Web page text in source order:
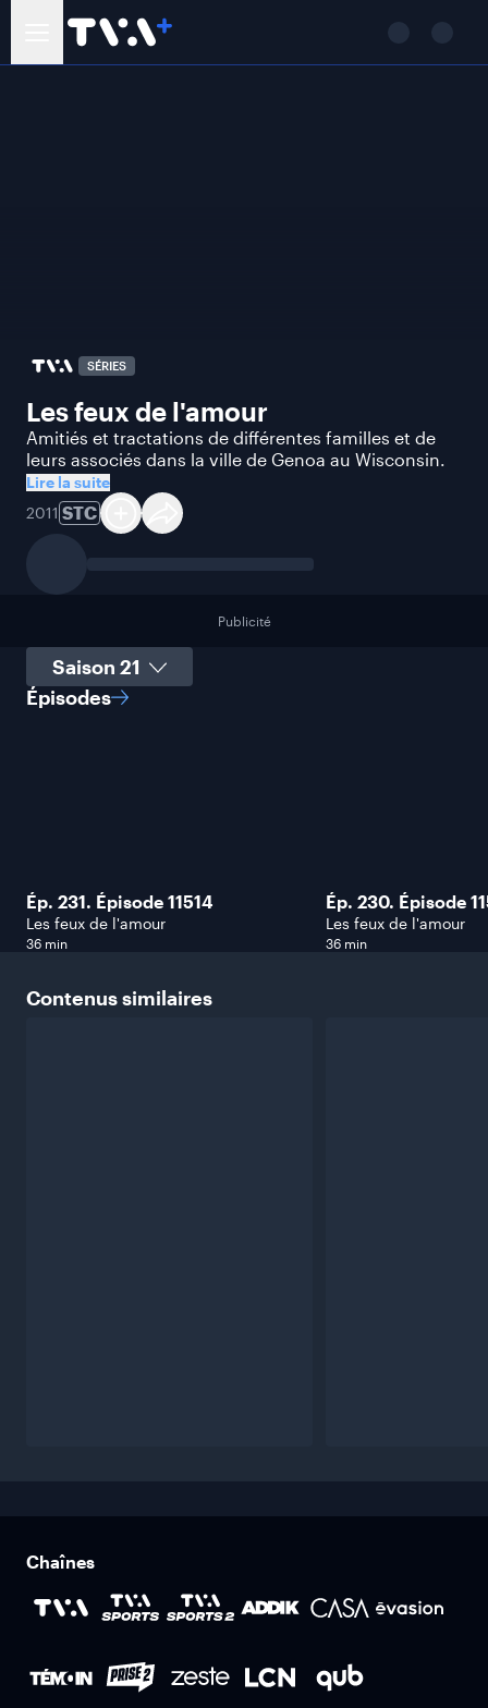
SÉRIES
Les feux de l'amour
Amitiés et tractations de différentes familles et de
leurs associés dans la ville de Genoa au Wisconsin.
Lire la suite
2011 STC
Publicité
Sélectionner une saison
Épisodes
Ép. 231. Épisode 11514
Les feux de l'amour
36 min
Ép. 230. Épisode
Les feux de l'amour
36 min
Contenussimilaires
Chaînes